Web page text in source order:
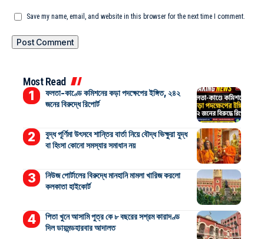
Save my name, email, and website in this browser for the next time I comment.
Most Read
ফলতা-কাণ্ডে কমিশনের কড়া পদক্ষেপের ইঙ্গিত, ২৪২
জনের বিরুদ্ধে রিপোর্ট
বুদ্ধ পূর্ণিমা উৎসবে শান্তির বার্তা নিয়ে বৌদ্ধ ভিক্ষুরা যুদ্ধ
বা হিংসা কোনো সমস্যার সমাধান নয়
নিউজ পোর্টালের বিরুদ্ধে মানহানি মামলা খারিজ করলো
কলকাতা হাইকোর্ট
পিতা খুনে আসামি পুত্র কে ৮ বছরের সশ্রম কারাদণ্ড
দিল ডায়মন্ডহারবার আদালত